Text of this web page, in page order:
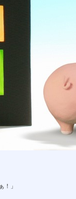
！」